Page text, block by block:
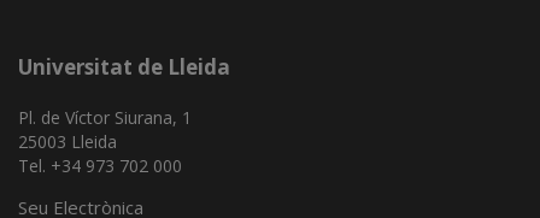
Universitat de Lleida
Pl. de Víctor Siurana, 1
25003 Lleida
Tel. +34 973 702 000
Seu Electrònica